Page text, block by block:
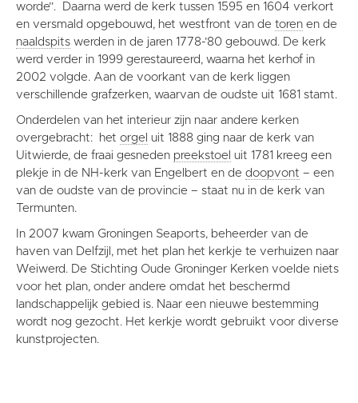
worde”. Daarna werd de kerk tussen 1595 en 1604 verkort
en versmald opgebouwd, het westfront van de toren en de
naaldspits werden in de jaren 1778-’80 gebouwd. De kerk
werd verder in 1999 gerestaureerd, waarna het kerhof in
2002 volgde. Aan de voorkant van de kerk liggen
verschillende grafzerken, waarvan de oudste uit 1681 stamt.
Onderdelen van het interieur zijn naar andere kerken
overgebracht: het orgel uit 1888 ging naar de kerk van
Uitwierde, de fraai gesneden preekstoel uit 1781 kreeg een
plekje in de NH-kerk van Engelbert en de doopvont – een
van de oudste van de provincie – staat nu in de kerk van
Termunten.
In 2007 kwam Groningen Seaports, beheerder van de
haven van Delfzijl, met het plan het kerkje te verhuizen naar
Weiwerd. De Stichting Oude Groninger Kerken voelde niets
voor het plan, onder andere omdat het beschermd
landschappelijk gebied is. Naar een nieuwe bestemming
wordt nog gezocht. Het kerkje wordt gebruikt voor diverse
kunstprojecten.